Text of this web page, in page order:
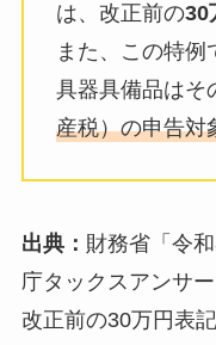
は、改正前の30
また、この特例
具器具備品はそ
産税）の申告対
出典： 財務省「令
庁タックスアンサ
改正前の30万円表